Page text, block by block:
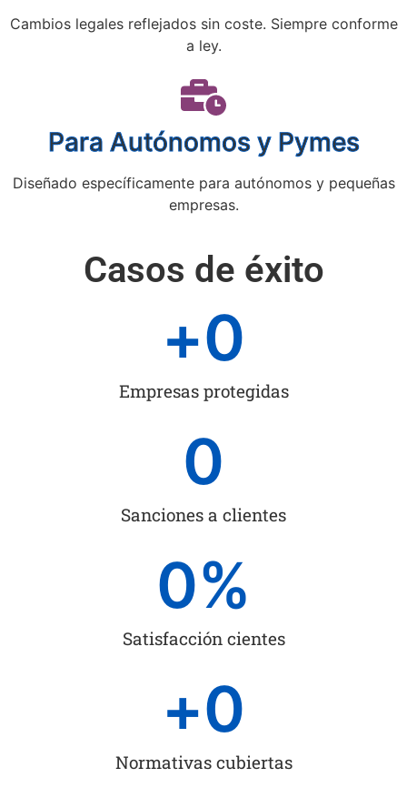
Cambios legales reflejados sin coste. Siempre conforme
a ley.
Para Autónomos y Pymes
Diseñado específicamente para autónomos y pequeñas
empresas.
Casos de éxito
Empresas protegidas
+0
Sanciones a clientes
0
Satisfacción cientes
0%
Normativas cubiertas
+0